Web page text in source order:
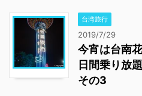
台湾旅行
2019/7/29
今宵は台南
日間乗り放
その3